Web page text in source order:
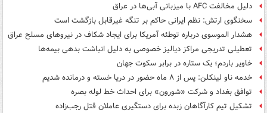
دلیل مخالفت AFC با میزبانی آبی‌ها در عراق
سخنگوی ارتش: نظم ایرانی حاکم بر تنگه غیرقابل بازگشت است
هشدار الموسوی درباره توطئه آمریکا برای ایجاد شکاف در نیروهای مسلح عراق
تعطیلی تدریجی مراکز دیالیز خصوصی به دلیل انباشت بدهی بیمه‌ها
خاویر باردم؛ یک ستاره در برابر سکوت جهان
خدمه ناو لینکلن: پس از ۸ ماه حضور در دریا خسته و درمانده‌ شدیم
توافق بغداد و شرکت «شورون» برای احداث خط لوله بصره
تشکیل تیم کارآگاهان زبده برای دستگیری عاملان قتل رجب‌زاده